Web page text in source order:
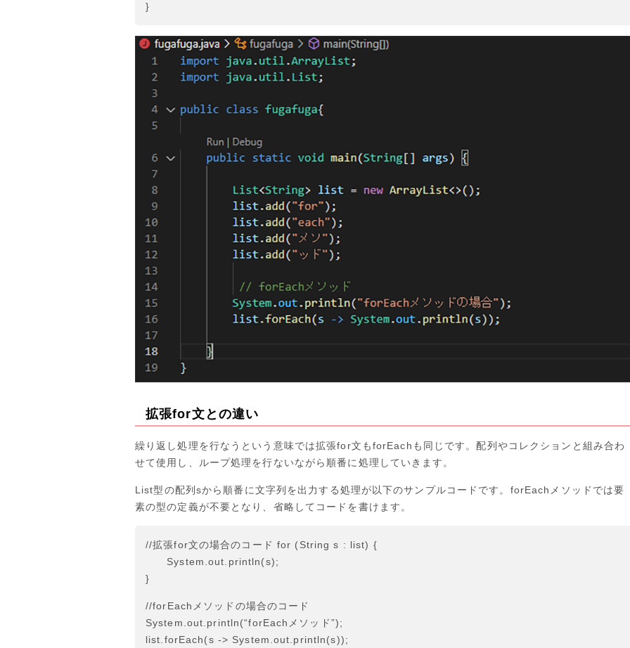
}
拡張for文との違い
繰り返し処理を行なうという意味では拡張for文もforEachも同じです。配列やコレクションと組み合わ
せて使用し、ループ処理を行ないながら順番に処理していきます。
List型の配列sから順番に文字列を出力する処理が以下のサンプルコードです。forEachメソッドでは要
素の型の定義が不要となり、省略してコードを書けます。
//拡張for文の場合のコード for (String s : list) {
System.out.println(s);
}
//forEachメソッドの場合のコード
System.out.println(“forEachメソッド”);
list.forEach(s -> System.out.println(s));